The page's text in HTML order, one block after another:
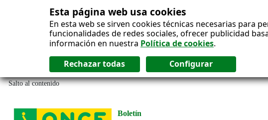
Esta página web usa cookies
En esta web se sirven cookies técnicas necesarias para
funcionalidades de redes sociales, ofrecer publicidad
información en nuestra Política de cookies.
Salto al contenido
Boletín